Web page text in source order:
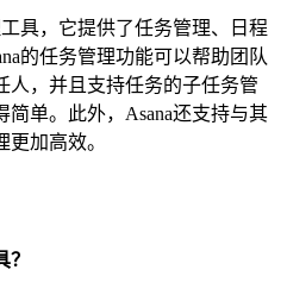
具，它提供了任务管理、日程
的任务管理功能可以帮助团队
人，并且支持任务的子任务管
单。此外，Asana还支持与其
加高效。